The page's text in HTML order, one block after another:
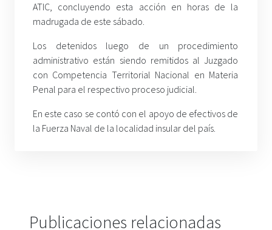
ATIC, concluyendo esta acción en horas de la
madrugada de este sábado.
Los detenidos luego de un procedimiento
administrativo están siendo remitidos al Juzgado
con Competencia Territorial Nacional en Materia
Penal para el respectivo proceso judicial.
En este caso se contó con el apoyo de efectivos de
la Fuerza Naval de la localidad insular del país.
Publicaciones relacionadas